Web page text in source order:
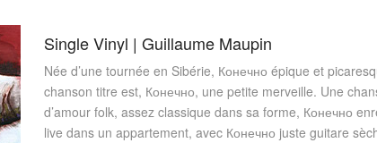
Single Vinyl | Guillaume Maupin
Née d’une tournée en Sibérie, Конечно épique et
chanson titre est, Конечно, une petite merveille. Une
d’amour folk, assez classique dans sa forme, Конечно
live dans un appartement, avec Конечно juste guitare